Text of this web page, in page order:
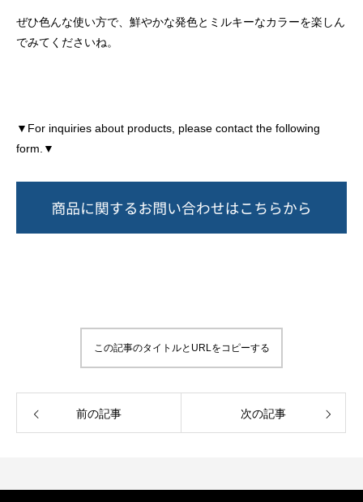
ぜひ色んな使い方で、鮮やかな発色とミルキーなカラーを楽しん
でみてくださいね。
▼For inquiries about products, please contact the following
form.▼
この記事のタイトルとURLをコピーする
前の記事 次の記事